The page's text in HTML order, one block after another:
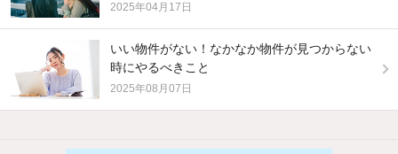
2025年04月17日
いい物件がない！なかなか物件が見つからない
時にやるべきこと
2025年08月07日
他の人はこんな条件で絞り込んでいます！